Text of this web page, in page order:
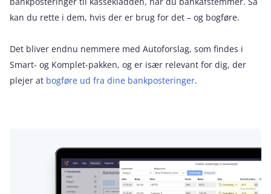
kan du rette i dem, hvis der er brug for det – og bogføre.
Det bliver endnu nemmere med Autoforslag, som findes i
Smart- og Komplet-pakken, og er især relevant for dig, der
plejer at bogføre ud fra dine bankposteringer.